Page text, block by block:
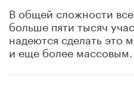
В общей сложности
больше пяти тысяч
надеются сделать это
и еще более массовым.